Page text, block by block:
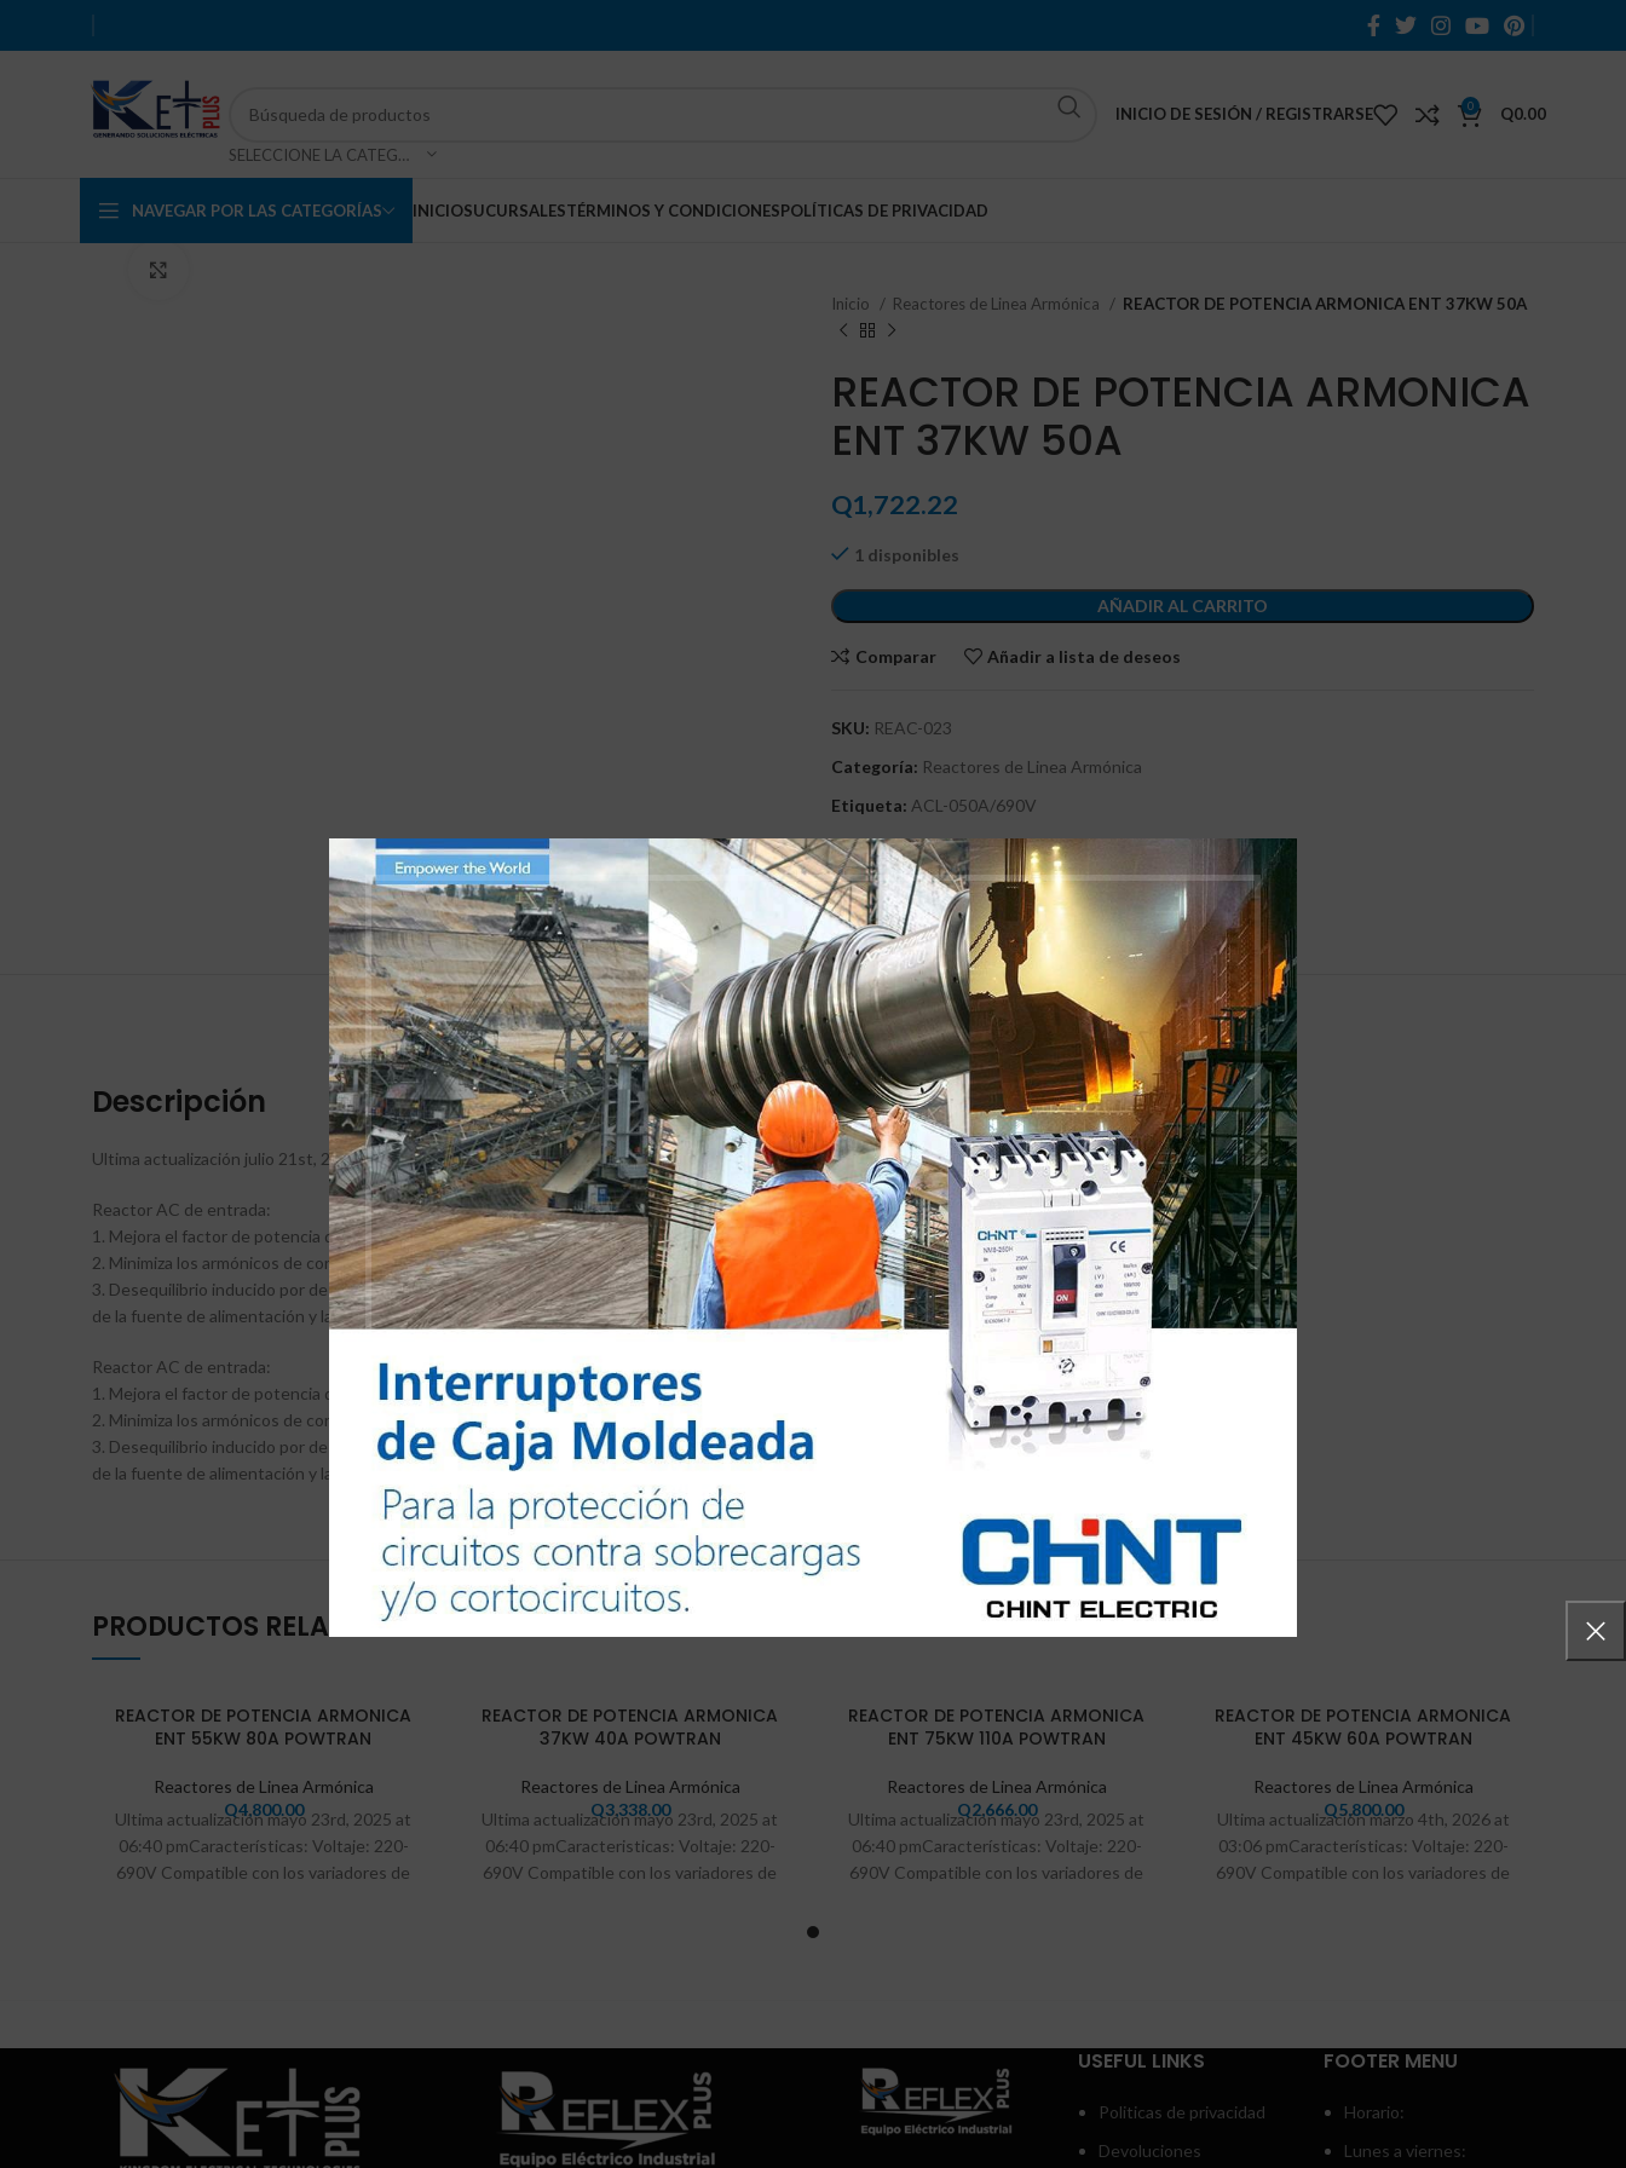
Todos los derechos reservados @2024
SELECCIONE LA CATEGORÍA
INICIO DE SESIÓN / REGISTRARSE 0 Q0.00
NAVEGAR POR LAS CATEGORÍAS INICIOSUCURSALESTÉRMINOS Y CONDICIONESPOLÍTICAS DE PRIVACIDAD
Inicio
Reactores de Linea Armónica REACTOR DE POTENCIA ARMONICA ENT 37KW 50A
REACTOR DE POTENCIA ARMONICA
ENT 37KW 50A
Q1,722.22
1 disponibles
AÑADIR AL CARRITO
Comparar Añadir a lista de deseos
SKU: REAC-023
Categoría: Reactores de Linea Armónica
Etiqueta: ACL-050A/690V
Compartir:
DESCRIPCIÓN MARCA VALORACIONES (0) ENTREGAS Y ENVIOS
Descripción
Ultima actualización julio 21st, 2026 at 03:48 pm
Reactor AC de entrada:
1. Mejora el factor de potencia de entrada del variador.
2. Minimiza los armónicos de corriente de entrada.
3. Desequilibrio inducido por desequilibrio de voltaje entre las fases
de la fuente de alimentación y las sobrecargas de control (Desequilibrio> 3%)
Reactor AC de entrada:
1. Mejora el factor de potencia de entrada del variador.
2. Minimiza los armónicos de corriente de entrada.
3. Desequilibrio inducido por desequilibrio de voltaje entre las fases
de la fuente de alimentación y las sobrecargas de control (Desequilibrio> 3%).
PRODUCTOS RELACIONADOS
VEND
REACTOR DE POTENCIA ARMONICA
ENT 55KW 80A POWTRAN
Reactores de Linea Armónica
Q4,800.00
Ultima actualización mayo 23rd, 2025 at
06:40 pmCaracterísticas: Voltaje: 220-
690V Compatible con los variadores de
REACTOR DE POTENCIA ARMONICA
37KW 40A POWTRAN
Reactores de Linea Armónica
Q3,338.00
Ultima actualización mayo 23rd, 2025 at
06:40 pmCaracteristicas: Voltaje: 220-
690V Compatible con los variadores de
VEND
REACTOR DE POTENCIA ARMONICA
ENT 75KW 110A POWTRAN
Reactores de Linea Armónica
Q2,666.00
Ultima actualización mayo 23rd, 2025 at
06:40 pmCaracterísticas: Voltaje: 220-
690V Compatible con los variadores de
REACTOR DE POTENCIA ARMONICA
ENT 45KW 60A POWTRAN
Reactores de Linea Armónica
Q5,800.00
Ultima actualización marzo 4th, 2026 at
03:06 pmCaracterísticas: Voltaje: 220-
690V Compatible con los variadores de
USEFUL LINKS
Politicas de privacidad
Devoluciones
FOOTER MENU
Horario:
Lunes a viernes: